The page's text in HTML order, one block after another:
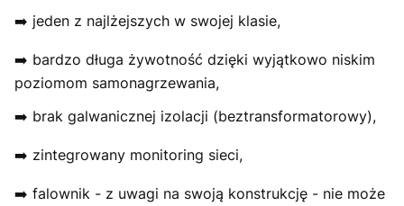
➡️ jeden z najlżejszych w swojej klasie,
➡️ bardzo długa żywotność dzięki wyjątkowo niskim
poziomom samonagrzewania,
➡️ brak galwanicznej izolacji (beztransformatorowy),
➡️ zintegrowany monitoring sieci,
➡️ falownik - z uwagi na swoją konstrukcję - nie może